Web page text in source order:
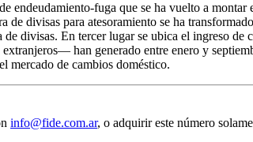
endeudamiento-fuga que se ha vuelto a
divisas para atesoramiento se ha
divisas. En tercer lugar se ubica el ingreso
han generado entre enero y
mercado de cambios doméstico.
info@fide.com.ar, o adquirir este número